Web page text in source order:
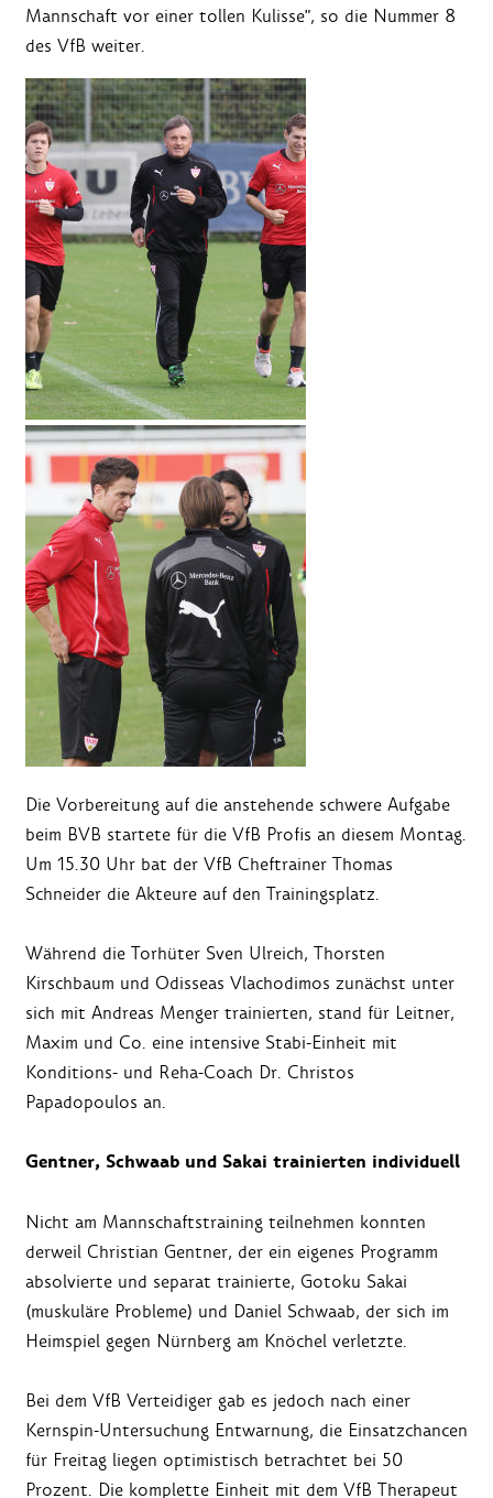
Mannschaft vor einer tollen Kulisse", so die Nummer 8
des VfB weiter.
Die Vorbereitung auf die anstehende schwere Aufgabe
beim BVB startete für die VfB Profis an diesem Montag.
Um 15.30 Uhr bat der VfB Cheftrainer Thomas
Schneider die Akteure auf den Trainingsplatz.
Während die Torhüter Sven Ulreich, Thorsten
Kirschbaum und Odisseas Vlachodimos zunächst unter
sich mit Andreas Menger trainierten, stand für Leitner,
Maxim und Co. eine intensive Stabi-Einheit mit
Konditions- und Reha-Coach Dr. Christos
Papadopoulos an.
Gentner, Schwaab und Sakai trainierten individuell
Nicht am Mannschaftstraining teilnehmen konnten
derweil Christian Gentner, der ein eigenes Programm
absolvierte und separat trainierte, Gotoku Sakai
(muskuläre Probleme) und Daniel Schwaab, der sich im
Heimspiel gegen Nürnberg am Knöchel verletzte.
Bei dem VfB Verteidiger gab es jedoch nach einer
Kernspin-Untersuchung Entwarnung, die Einsatzchancen
für Freitag liegen optimistisch betrachtet bei 50
Prozent. Die komplette Einheit mit dem VfB Therapeut